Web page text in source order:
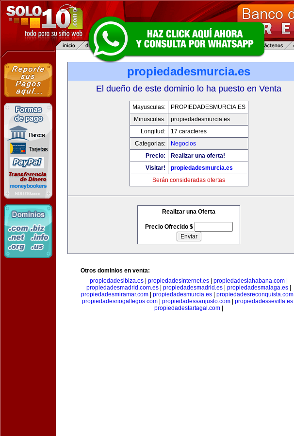
propiedadesmurcia.es
El dueño de este dominio lo ha puesto en Venta
Mayusculas:
PROPIEDADESMURCIA.ES
Minusculas:
propiedadesmurcia.es
Longitud:
17 caracteres
Categorias:
Negocios
Precio:
Realizar una oferta!
Visitar!
propiedadesmurcia.es
Serán consideradas ofertas
Realizar una Oferta
Precio Ofrecido $
Otros dominios en venta:
propiedadesibiza.es
propiedadesinternet.es propiedadeslahabana.com
propiedadesmadrid.com.es
propiedadesmadrid.es propiedadesmalaga.es
propiedadesmiramar.com
propiedadesmurcia.es propiedadesreconquista.com
propiedadesriogallegos.com| propiedadessanjusto.com| propiedadessevilla.es|
propiedadestartagal.com